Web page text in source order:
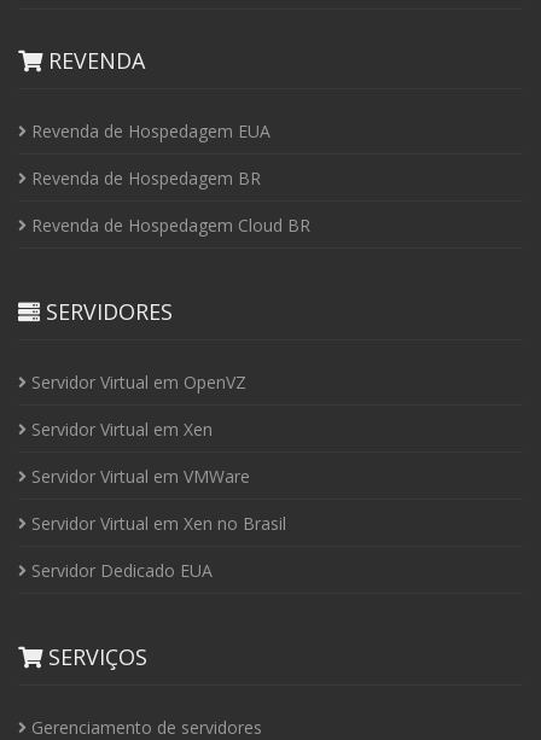
REVENDA
Revenda de Hospedagem EUA
Revenda de Hospedagem BR
Revenda de Hospedagem Cloud BR
SERVIDORES
Servidor Virtual em OpenVZ
Servidor Virtual em Xen
Servidor Virtual em VMWare
Servidor Virtual em Xen no Brasil
Servidor Dedicado EUA
SERVIÇOS
Gerenciamento de servidores